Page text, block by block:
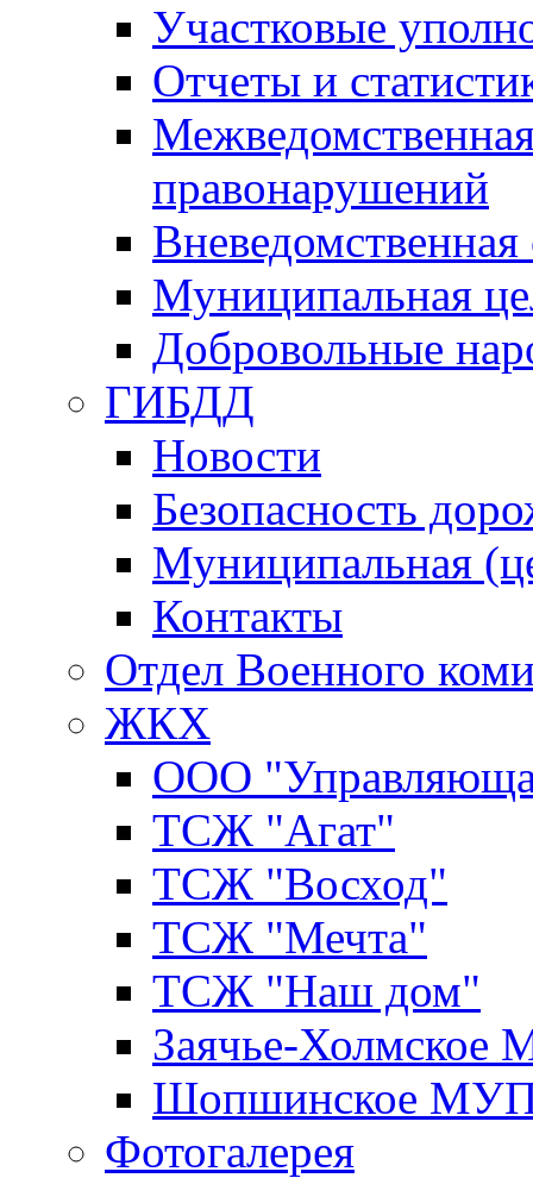
Участковые
Отчеты и
правонарушений
Вневедомственная
Муниципальная
Добровольные
ГИБДД
Новости
Безопасность
Муниципальная
Контакты
Отдел Военного
ЖКХ
ООО
ТСЖ "Агат"
ТСЖ "Восход"
ТСЖ "Мечта"
ТСЖ "Наш дом"
Заячье-
Шопшинское
Фотогалерея